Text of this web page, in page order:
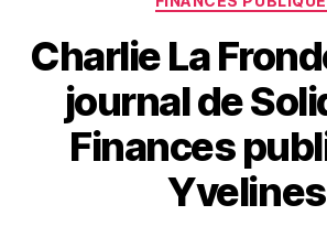
Charlie La
journal de
Finances
Yvelines